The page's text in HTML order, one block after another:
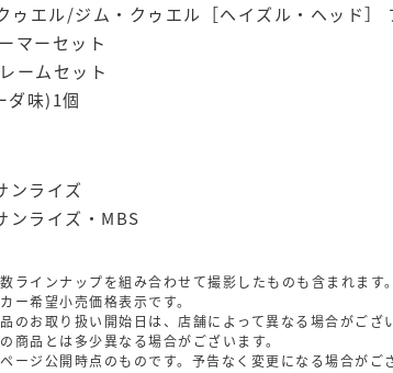
ゥエル/ジム・クゥエル［ヘイズル・ヘッド］
マーセット
ームセット
味)1個
ンライズ
ンライズ・MBS
ラインナップを組み合わせて撮影したものも含まれます。
ー希望小売価格表示です。
のお取り扱い開始日は、店舗によって異なる場合がござい
商品とは多少異なる場合がございます。
ージ公開時点のものです。予告なく変更になる場合がご